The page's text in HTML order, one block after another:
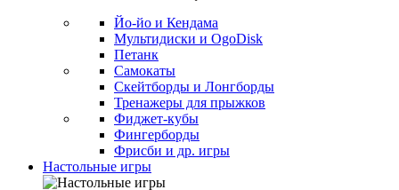
Йо-йо и Кендама
Мультидиски и OgoDisk
Петанк
Самокаты
Скейтборды и Лонгборды
Тренажеры для прыжков
Фиджет-кубы
Фингерборды
Фрисби и др. игры
Настольные игры